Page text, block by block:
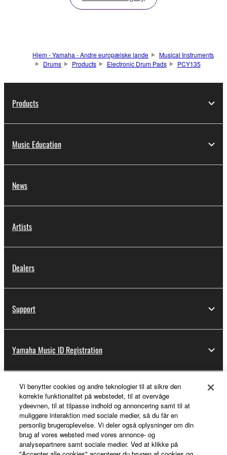
Hjem - Yamaha - Andre europæiske lande
Musical Instruments
Drums
Products Electronic Drum Pads PCY135
Products
Music Education
News
Artists
Dealers
Support
Yamaha Music ID Registration
About Yamaha
Danmark - English
Business
Vi benytter cookies og andre teknologier til at sikre den
korrekte funktionalitet på webstedet, til at overvåge
ydeevnen, til at tilpasse indhold og annoncering samt til at
muliggøre interaktion med sociale medier, så du får en
personlig brugeroplevelse. Vi deler også oplysninger om din
brug af vores websted med vores annonce- og
analysepartnere samt sociale medier. Ved at klikke på